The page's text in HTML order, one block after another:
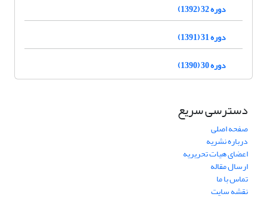
دوره 32 (1392)
دوره 31 (1391)
دوره 30 (1390)
دسترسی سریع
صفحه اصلی
درباره نشریه
اعضای هیات تحریریه
ارسال مقاله
تماس با ما
نقشه سایت